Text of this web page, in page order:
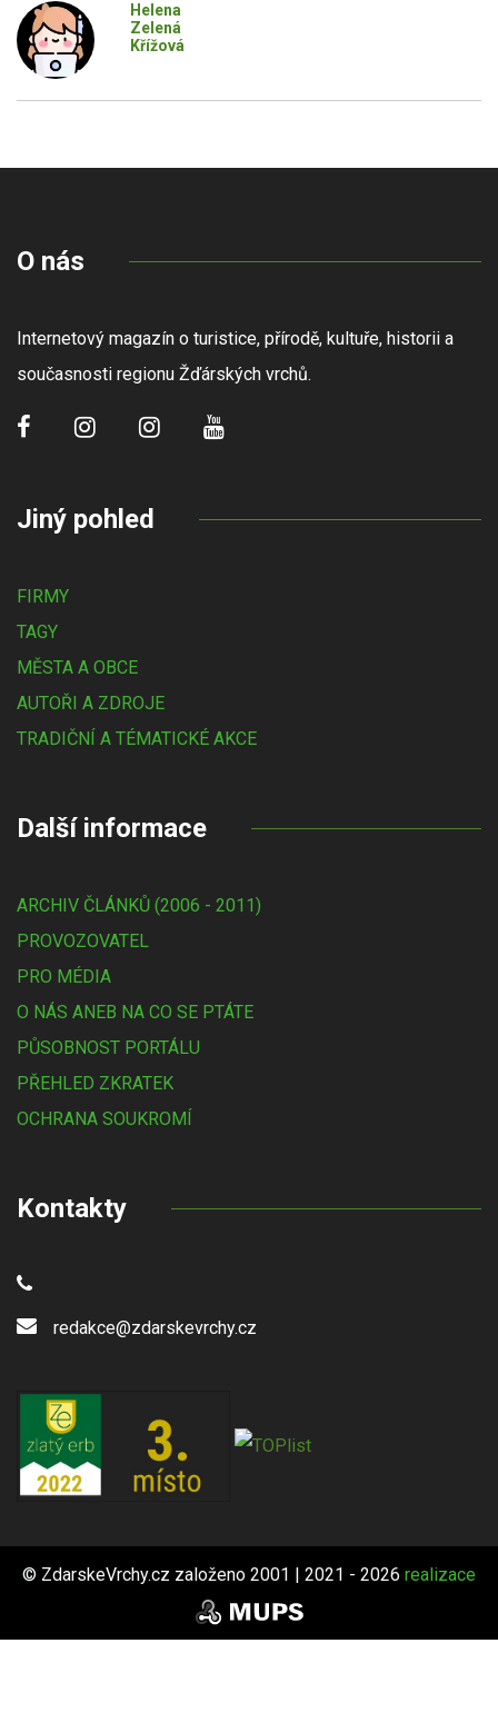
Helena
Zelená
Křížová
O nás
Internetový magazín o turistice, přírodě, kultuře, historii a
současnosti regionu Žďárských vrchů.
Jiný pohled
FIRMY
TAGY
MĚSTA A OBCE
AUTOŘI A ZDROJE
TRADIČNÍ A TÉMATICKÉ AKCE
Další informace
ARCHIV ČLÁNKŮ (2006 - 2011)
PROVOZOVATEL
PRO MÉDIA
O NÁS ANEB NA CO SE PTÁTE
PŮSOBNOST PORTÁLU
PŘEHLED ZKRATEK
OCHRANA SOUKROMÍ
Kontakty
redakce@zdarskevrchy.cz
© ZdarskeVrchy.cz založeno 2001 | 2021 - 2026 realizace